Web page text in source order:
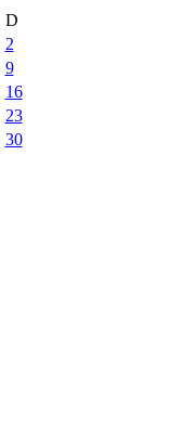
D
2
9
16
23
30